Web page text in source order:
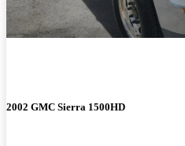
2002 GMC Sierra 1500HD